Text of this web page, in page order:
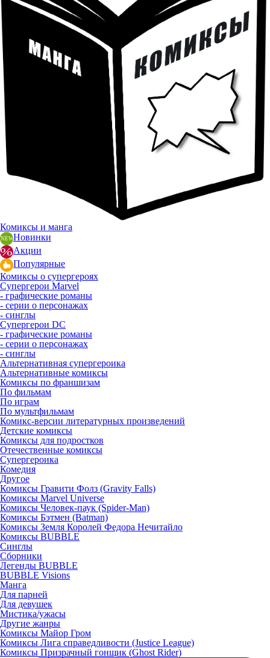
Комиксы и манга
Новинки
Акции
Популярные
Комиксы о супергероях
Супергерои Marvel
- графические романы
- серии о персонажах
- синглы
Супергерои DC
- графические романы
- серии о персонажах
- синглы
Альтернативная супергероика
Альтернативные комиксы
Комиксы по франшизам
По фильмам
По играм
По мультфильмам
Комикс-версии литературных произведений
Детские комиксы
Комиксы для подростков
Отечественные комиксы
Супергероика
Комедия
Другое
Комиксы Гравити Фолз (Gravity Falls)
Комиксы Marvel Universe
Комиксы Человек-паук (Spider-Man)
Комиксы Бэтмен (Batman)
Комиксы Земля Королей Федора Нечитайло
Комиксы BUBBLE
Синглы
Сборники
Легенды BUBBLE
BUBBLE Visions
Манга
Для парней
Для девушек
Мистика/ужасы
Другие жанры
Комиксы Майор Гром
Комиксы Лига справедливости (Justice League)
Комиксы Призрачный гонщик (Ghost Rider)